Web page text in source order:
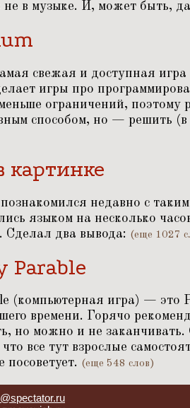
не в музыке. И, может быть,
свежая и доступная игра
игры про
ограничений, поэтому
способом, но — решить
картинке
недавно с
языком на несколько
Сделал два вывода: (еще 1027
Parable
(компьютерная игра) — это
времени. Горячо
но можно и не
все тут взрослые
посоветует. (еще 548 слов)